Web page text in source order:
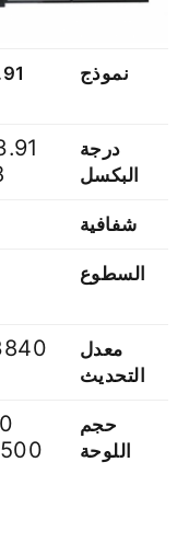
نموذج
درجة
البكسل
شفافية
السطوع
معدل
التحديث
3840
حجم
اللوحة